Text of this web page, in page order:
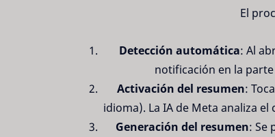
El
Detección automática: Al
notificación en la
Activación del resumen:
idioma). La IA de Meta analiza
Generación del resumen: Se